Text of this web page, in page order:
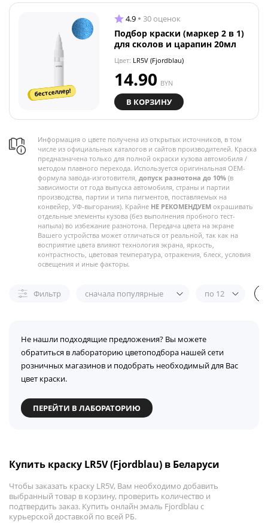
бестселлер!
4.9 30 оценок
Подбор краски (маркер 2 в 1)
для сколов и царапин 20мл
Цвет: LR5V (Fjordblau)
14.90 BYN
В КОРЗИНУ
Информация о цвете получена из открытых источников, в том
числе из официальных каталогов и сайтов производителей. Краска
предназначена только для полной окраски кузова автомобиля /
методом плавного перехода. Используется оригинальная OEM-
формула завода-изготовителя, допуск разнотона до 10% (в
зависимости от года выпуска автомобиля, страны и партии
производства, партии и типа пигментов, поставляемых на
конвейер, УФ-выгорания). Крайне НЕ РЕКОМЕНДУЕМ окрашивать
отдельные элементы кузова (без выполнения пробного тест-
напыла) во избежание разнотона. Передача цвета на экране
Вашего устройства может отличаться от реальной, так как на
восприятие цвета влияют технология экрана, яркость,
контрастность, цветовая температура, отражения, блеск, условия
освещения и иные факторы.
Фильтр сначала популярные по 12
Не нашли подходящие предложения? Вы можете
обратиться в лабораторию цветоподбора нашей сети
розничных магазинов и подобрать необходимый для Вас
цвет краски.
ПЕРЕЙТИ В ЛАБОРАТОРИЮ
Купить краску LR5V (Fjordblau) в Беларуси
Чтобы заказать краску LR5V, Вам необходимо добавить
выбранный товар в корзину, проверить количество и
подтвердить заказ. Купить онлайн эмаль Fjordblau с
курьерской доставкой по всей РБ.